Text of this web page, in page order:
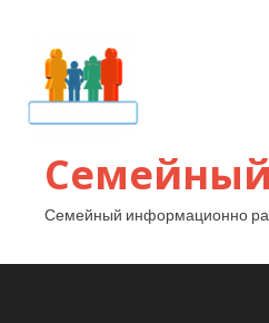
Семейный информационно